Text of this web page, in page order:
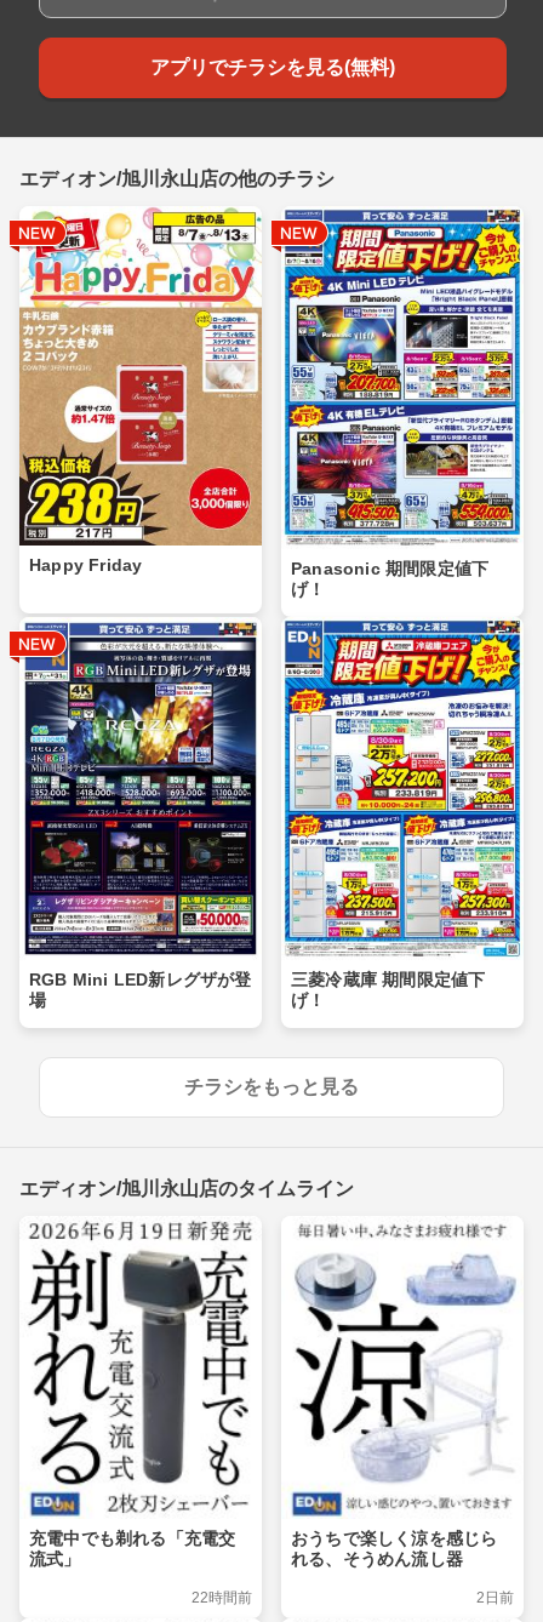
アプリでチラシを見る(無料)
エディオン/旭川永山店の他のチラシ
Happy Friday
Panasonic 期間限定値下
げ！
RGB Mini LED新レグザが登
場
三菱冷蔵庫 期間限定値下
げ！
チラシをもっと見る
エディオン/旭川永山店のタイムライン
充電中でも剃れる「充電交
流式」
22時間前
おうちで楽しく涼を感じら
れる、そうめん流し器
2日前